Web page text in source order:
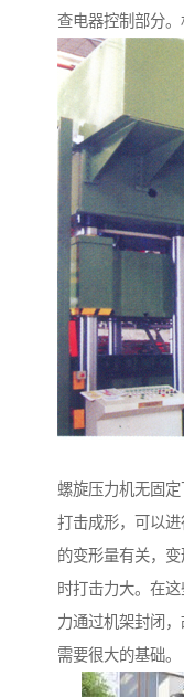
查电器控制部分。
螺旋压力机无固
打击成形，可以
的变形量有关，变
时打击力大。在
力通过机架封闭
需要很大的基础。